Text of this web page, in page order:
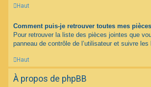
Haut
Comment puis-je retrouver toutes mes
Pour retrouver la liste des pièces jointes que
panneau de contrôle de l’utilisateur et suivre
Haut
À propos de phpBB